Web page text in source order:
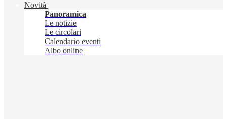
Novità
Panoramica
Le notizie
Le circolari
Calendario eventi
Albo online